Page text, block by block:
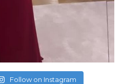
Follow on Instagram